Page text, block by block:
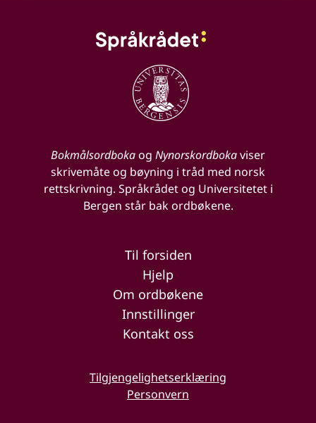
Bokmålsordbokaog Nynorskordbokaviser
skrivemåte og bøyning i tråd med norsk
rettskrivning. Språkrådet og Universitetet i
Bergen står bak ordbøkene.
Til forsiden
Hjelp
Om ordbøkene
Innstillinger
Kontakt oss
Tilgjengelighetserklæring
Personvern